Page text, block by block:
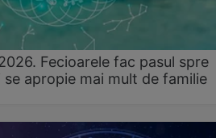
Fecioarele fac pasul spre
apropie mai mult de familie